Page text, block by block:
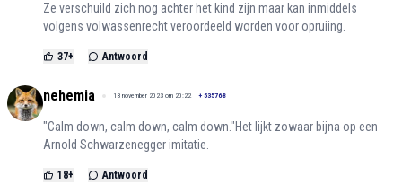
Ze verschuild zich nog achter het kind zijn maar kan inmiddels
volgens volwassenrecht veroordeeld worden voor opruiing.
37+ Antwoord
nehemia 13 november 2023 om 20:22 + 535768
"Calm down, calm down, calm down."Het lijkt zowaar bijna op een
Arnold Schwarzenegger imitatie.
18+ Antwoord